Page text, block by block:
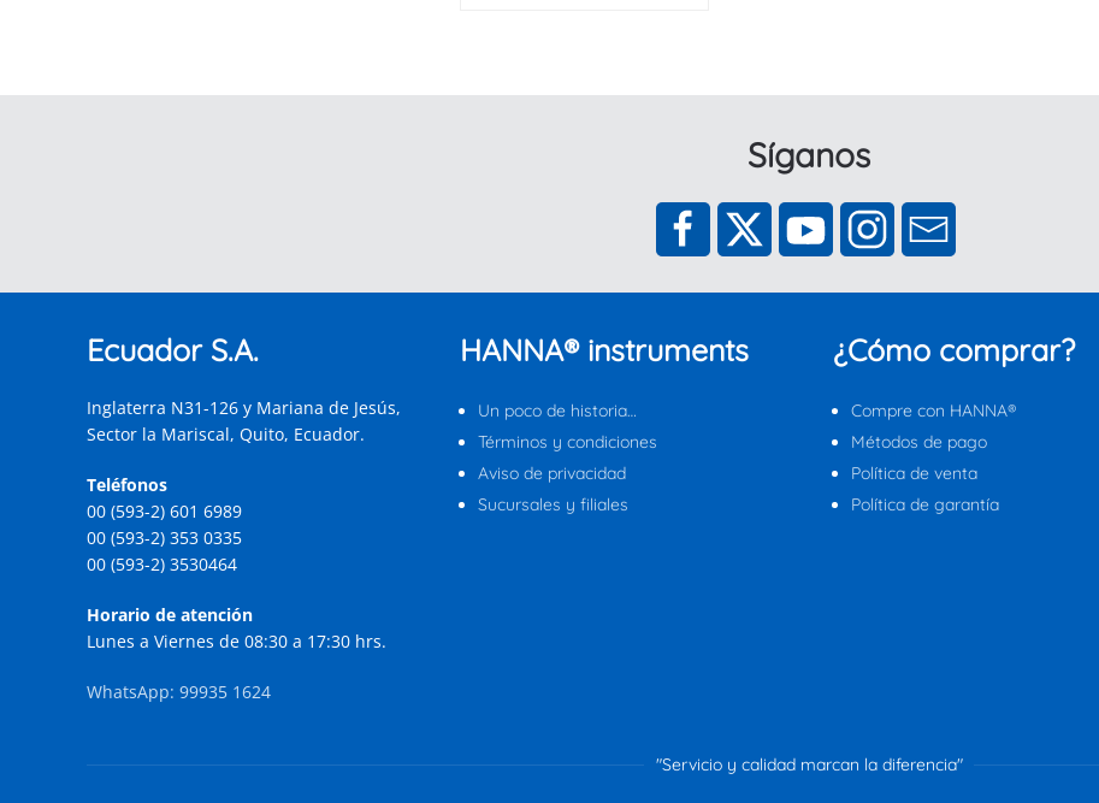
Síganos
Ecuador S.A.
Inglaterra N31-126 y Mariana de Jesús,
Sector la Mariscal, Quito, Ecuador.
Teléfonos
00 (593-2) 601 6989
00 (593-2) 353 0335
00 (593-2) 3530464
Horario de atención
Lunes a Viernes de 08:30 a 17:30 hrs.
WhatsApp: 99935 1624
HANNA® instruments
Un poco de historia…
Términos y condiciones
Aviso de privacidad
Sucursales y filiales
¿Cómo comprar?
Compre con HANNA®
Métodos de pago
Política de venta
Política de garantía
"Servicio y calidad marcan la diferencia"